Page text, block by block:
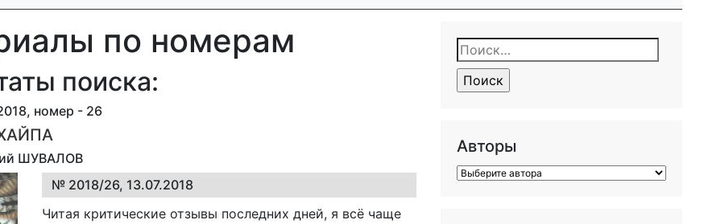
по номерам
поиска:
номер - 26
ШУВАЛОВ
№ 2018/26, 13.07.2018
Читая критические отзывы последних дней, я всё чаще
Найти:
Авторы